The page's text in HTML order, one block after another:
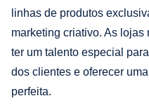
linhas de produtos
marketing criativo. As
ter um talento especial
dos clientes e oferecer
perfeita.